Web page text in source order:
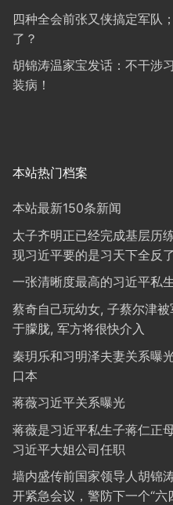
四种全会前张又侠搞定军队
了？
胡锦涛温家宝发话：不干涉
装病！
本站热门档案
本站最新150条新闻
太子齐明正已经完成基层历
现习近平要的是习天下全反了
一张清晰度最高的习近平私
蔡奇自己玩幼女, 子蔡尔津
于朦胧, 军方将很快介入
秦玥乐和习明泽夫妻关系曝
口本
蒋薇习近平关系曝光
蒋薇是习近平私生子蒋仁正
习近平大姐公司任职
墙内盛传前国家领导人胡锦
开紧急会议，警防下一个“六